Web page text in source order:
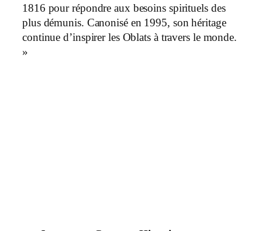
1816 pour répondre aux besoins spirituels des
plus démunis. Canonisé en 1995, son héritage
continue d’inspirer les Oblats à travers le monde.
»